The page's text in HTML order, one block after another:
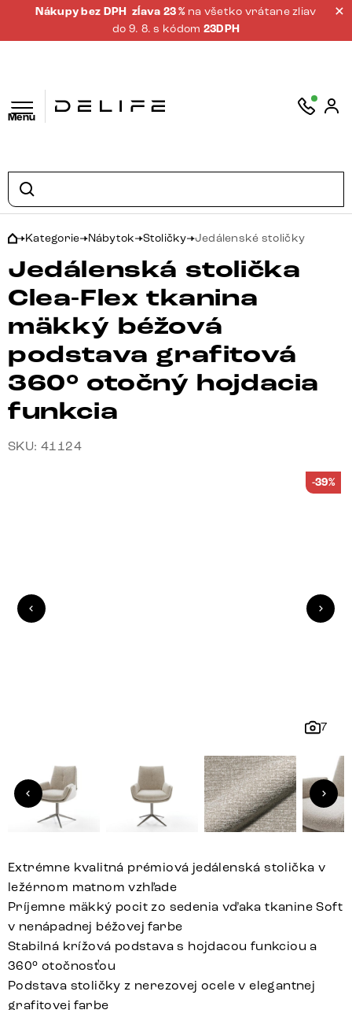
Nákupy bez DPH zĺava 23 % na všetko vrátane zliav
do 9. 8. s kódom 23DPH
Menu
Kategorie Nábytok Stoličky Jedálenské stoličky
Jedálenská stolička
Clea-Flex tkanina
mäkký béžová
podstava grafitová
360° otočný hojdacia
funkcia
SKU: 41124
7
-39%
Extrémne kvalitná prémiová jedálenská stolička v
ležérnom matnom vzhľade
Príjemne mäkký pocit zo sedenia vďaka tkanine Soft
v nenápadnej béžovej farbe
Stabilná krížová podstava s hojdacou funkciou a
360° otočnosťou
Podstava stoličky z nerezovej ocele v elegantnej
grafitovej farbe